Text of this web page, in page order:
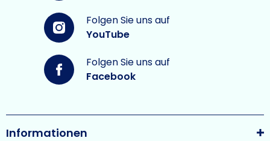
Folgen Sie uns auf
YouTube
Folgen Sie uns auf
Facebook
Informationen